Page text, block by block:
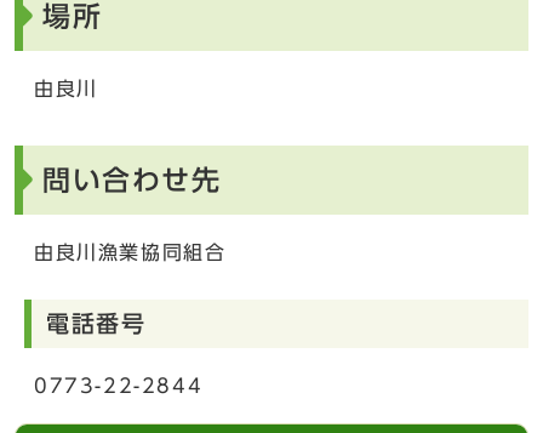
場所
由良川
問い合わせ先
由良川漁業協同組合
電話番号
0773-22-2844